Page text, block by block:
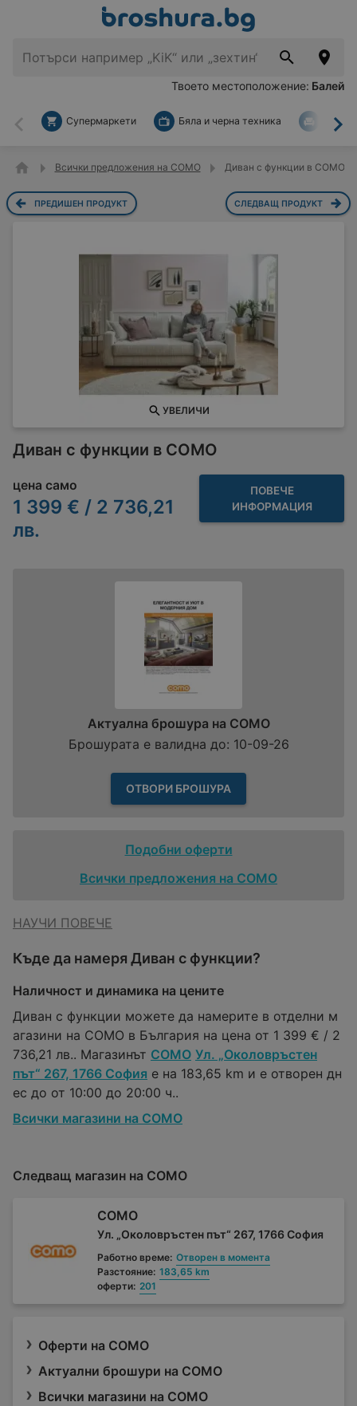
Твоето местоположение: Балей
Назад
Супермаркети Бяла и черна техника За
Всички предложения на COMO Диван с функции в COMO
ПРЕДИШЕН ПРОДУКТ СЛЕДВАЩ ПРОДУКТ
УВЕЛИЧИ
Диван с функции в COMO
цена само
1 399 € / 2 736,21
лв.
ПОВЕЧЕ
ИНФОРМАЦИЯ
Актуална брошура на COMO
Брошурата е валидна до: 10-09-26
ОТВОРИ БРОШУРА
Подобни оферти
Всички предложения на COMO
НАУЧИ ПОВЕЧЕ
Къде да намеря Диван с функции?
Наличност и динамика на цените
Диван с функции можете да намерите в отделни м
агазини на COMO в България на цена от 1 399 € / 2
736,21 лв.. Магазинът COMO Ул. „Околовръстен
път“ 267, 1766 София е на 183,65 km и е отворен дн
ес до от 10:00 до 20:00 ч..
Всички магазини на COMO
Следващ магазин на COMO
COMO
Ул. „Околовръстен път“ 267, 1766 София
Работно време: Отворен в момента
Разстояние: 183,65 km
оферти: 201
Оферти на COMO
Актуални брошури на COMO
Всички магазини на COMO